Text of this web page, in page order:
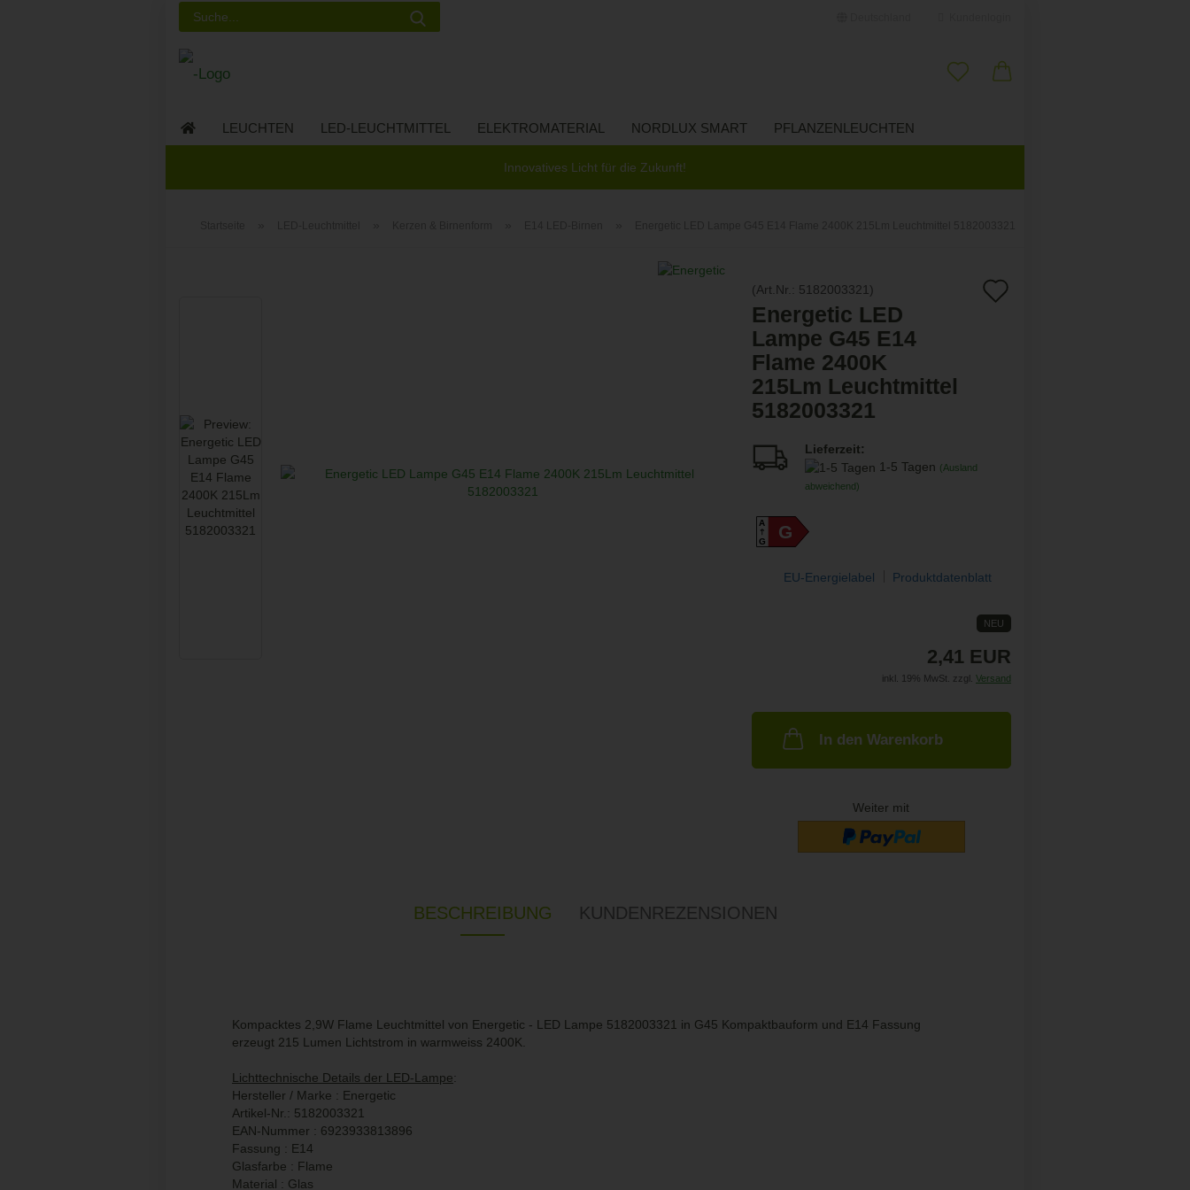
Passwort vergessen?
Innovatives Licht für die Zukunft!
LEUCHTEN LED-LEUCHTMITTEL ELEKTROMATERIAL NORDLUX SMART PFLANZENLEUCHTEN
(Art.Nr.: 5182003321 )
Energetic LED
Lampe G45 E14
Flame 2400K
215Lm Leuchtmittel
5182003321
Lieferzeit:
1-5 Tagen (Ausland
abweichend)
A
GG
EU-Energielabel Produktdatenblatt
NEU
2,41 EUR
inkl. 19% MwSt. zzgl. Versand
In den Warenkorb
Weiter mit
BESCHREIBUNG KUNDENREZENSIONEN
Kompacktes 2,9W Flame Leuchtmittel von Energetic - LED Lampe 5182003321 in G45 Kompaktbauform und E14 Fassung
erzeugt 215 Lumen Lichtstrom in warmweiss 2400K.
Lichttechnische Details der LED-Lampe:
Hersteller / Marke : Energetic
Artikel-Nr.: 5182003321
EAN-Nummer : 6923933813896
Fassung : E14
Glasfarbe : Flame
Material : Glas